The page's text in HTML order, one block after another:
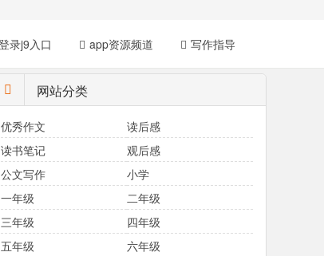
录j9入口 app资源频道 写作指导
网站分类
优秀作文
读后感
读书笔记
观后感
公文写作
小学
一年级
二年级
三年级
四年级
五年级
六年级